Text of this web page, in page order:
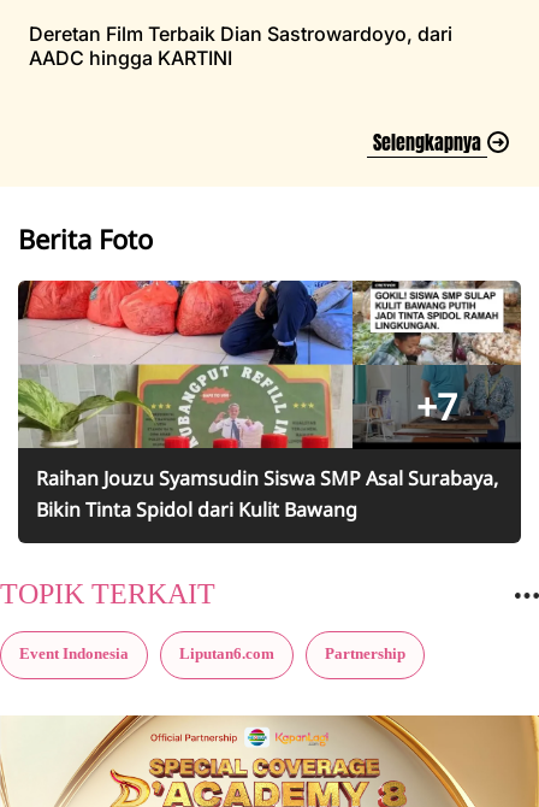
Deretan Film Terbaik Dian Sastrowardoyo, dari
AADC hingga KARTINI
Selengkapnya
Berita Foto
+7
Raihan Jouzu Syamsudin Siswa SMP Asal Surabaya,
Bikin Tinta Spidol dari Kulit Bawang
TOPIK TERKAIT
Event Indonesia Liputan6.com Partnership